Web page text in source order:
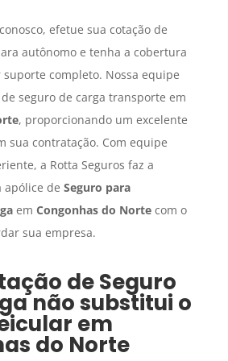
efetue sua cotação de
autônomo e tenha a cobertura
completo. Nossa equipe
seguro de carga transporte em
, proporcionando um excelente
sua contratação. Com equipe
a Rotta Seguros faz a
apólice de Seguro para
em Congonhas do Nortecom o
sua empresa.
deSeguro
não substitui o
em
do Norte